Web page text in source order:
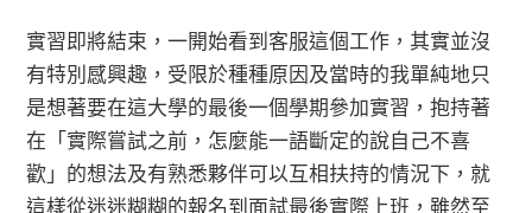
實習即將結束，一開始看到客服這個工作，其實並沒
有特別感興趣，受限於種種原因及當時的我單純地只
是想著要在這大學的最後一個學期參加實習，抱持著
在「實際嘗試之前，怎麼能一語斷定的說自己不喜
歡」的想法及有熟悉夥伴可以互相扶持的情況下，就
這樣從迷迷糊糊的報名到面試最後實際上班，雖然至